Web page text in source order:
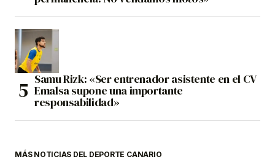
Samu Rizk: «Ser entrenador asistente en el CV
Emalsa supone una importante
responsabilidad»
MÁS NOTICIAS DEL DEPORTE CANARIO